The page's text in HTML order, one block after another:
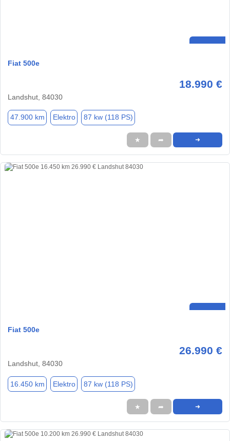
Fiat 500e
18.990 €
Landshut, 84030
47.900 km Elektro 87 kw (118 PS)
★ ➦ ➜
Fiat 500e
26.990 €
Landshut, 84030
16.450 km Elektro 87 kw (118 PS)
★ ➦ ➜